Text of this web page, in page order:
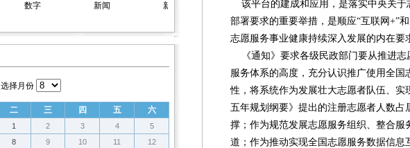
数字
新闻
新闻
新闻
新闻
人物
选择月份
二 三 四 五 六
1 2 3 4
5
8 9 10 11
12
该平台的建成和应用，是落实中央关于
部署要求的重要举措，是顺应“互联网+”
志愿服务事业健康持续深入发展的内在要
《通知》要求各级民政部门要从推进志
服务体系的高度，充分认识推广使用全
性，将系统作为发展壮大志愿者队伍、
五年规划纲要》提出的注册志愿者人数占
撑；作为规范发展志愿服务组织、整合服
道；作为推动实现全国志愿服务数据信